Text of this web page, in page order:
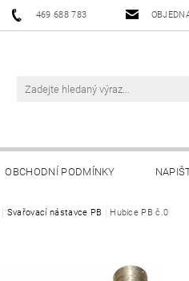
469 688 783
OBCHODNÍ PODMÍNKY
Svařovací nástavce PB Hubice PB č.0